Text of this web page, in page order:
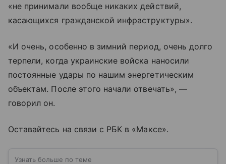
«не принимали вообще никаких действий,
касающихся гражданской инфраструктуры».
«И очень, особенно в зимний период, очень долго
терпели, когда украинские войска наносили
постоянные удары по нашим энергетическим
объектам. После этого начали отвечать», —
говорил он.
Оставайтесь на связи с РБК в «Максе».
Узнать больше по теме